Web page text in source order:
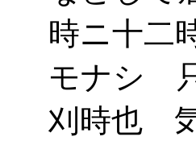
時ニ十二
モナシ
刈時也